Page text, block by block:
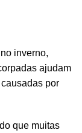
inverno,
ajudam
por
que muitas